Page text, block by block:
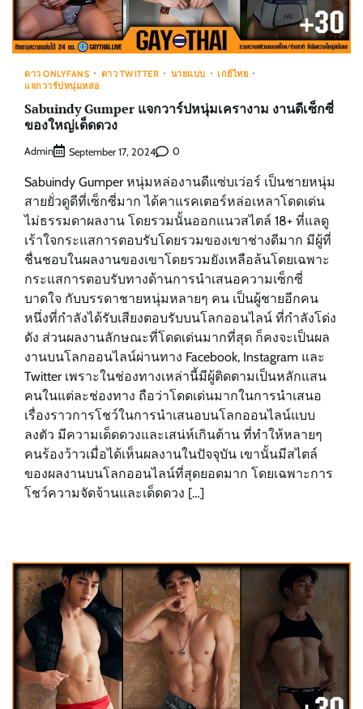
ดาว ONLYFANS ดาว TWITTER นายแบบ
เกย์ไทย
แจกวาร์ปหนุ่มหล่อ
Sabuindy Gumper แจกวาร์ปหนุ่มเครางาม งานดีเซ็กซี่
ของใหญ่เด็ดดวง
Admin September 17, 2024 0
Sabuindy Gumper หนุ่มหล่องานดีแซ่บเว่อร์ เป็นชายหนุ่ม
สายยั่วดูดีที่เซ็กซี่มาก ได้คาแรคเตอร์หล่อเหลาโดดเด่น
ไม่ธรรมดาผลงาน โดยรวมนั้นออกแนวสไตล์ 18+ ที่แลดู
เร้าใจกระแสการตอบรับโดยรวมของเขาช่างดีมาก มีผู้ที่
ชื่นชอบในผลงานของเขาโดยรวมยังเหลือล้นโดยเฉพาะ
กระแสการตอบรับทางด้านการนำเสนอความเซ็กซี่
บาดใจ กับบรรดาชายหนุ่มหลายๆ คน เป็นผู้ชายอีกคน
หนึ่งที่กำลังได้รับเสียงตอบรับบนโลกออนไลน์ ที่กำลังโด่ง
ดัง ส่วนผลงานลักษณะที่โดดเด่นมากที่สุด ก็คงจะเป็นผล
งานบนโลกออนไลน์ผ่านทาง Facebook, Instagram และ
Twitter เพราะในช่องทางเหล่านี้มีผู้ติดตามเป็นหลักแสน
คนในแต่ละช่องทาง ถือว่าโดดเด่นมากในการนำเสนอ
เรื่องราวการโชว์ในการนำเสนอบนโลกออนไลน์แบบ
ลงตัว มีความเด็ดดวงและเสน่ห์เกินต้าน ที่ทำให้หลายๆ
คนร้องว้าวเมื่อได้เห็นผลงานในปัจจุบัน เขานั้นมีสไตล์
ของผลงานบนโลกออนไลน์ที่สุดยอดมาก โดยเฉพาะการ
โชว์ความจัดจ้านและเด็ดดวง […]